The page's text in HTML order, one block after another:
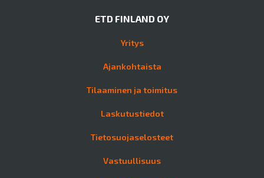
ETD FINLAND OY
Yritys
Ajankohtaista
Tilaaminen ja toimitus
Laskutustiedot
Tietosuojaselosteet
Vastuullisuus